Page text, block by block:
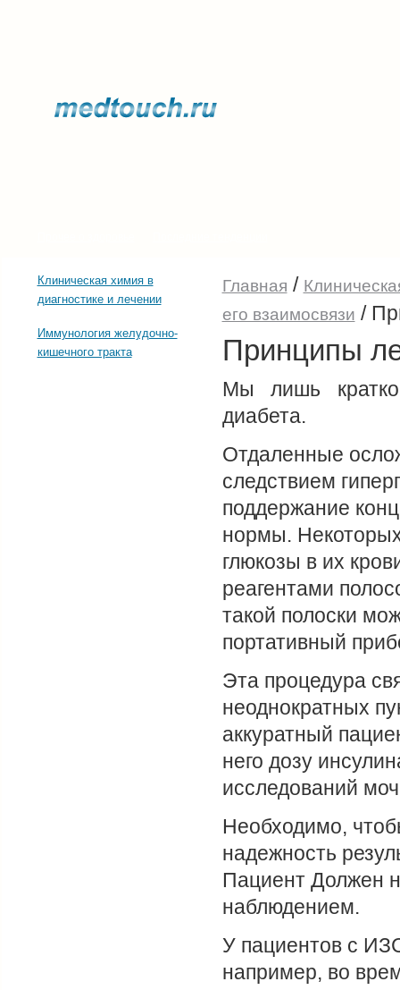
Клиническая химия в
диагностике и лечении
Иммунология желудочно-
кишечного тракта
Главная /
его взаимосвязи /
Принципы
Мы лишь кратко
диабета.
Отдаленные
следствием
поддержание
нормы.
глюкозы в их
реагентами
такой полоски
портативный
Эта процедура
неоднократных
аккуратный
него дозу
исследований
Необходимо,
надежность
Пациент Должен
наблюдением.
У пациентов с
например, во